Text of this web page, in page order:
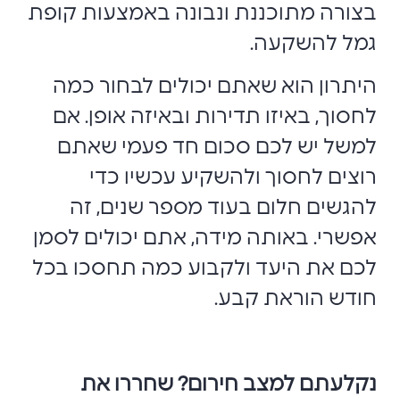
בצורה מתוכננת ונבונה באמצעות קופת
גמל להשקעה.
היתרון הוא שאתם יכולים לבחור כמה
לחסוך, באיזו תדירות ובאיזה אופן. אם
למשל יש לכם סכום חד פעמי שאתם
רוצים לחסוך ולהשקיע עכשיו כדי
להגשים חלום בעוד מספר שנים, זה
אפשרי. באותה מידה, אתם יכולים לסמן
לכם את היעד ולקבוע כמה תחסכו בכל
חודש הוראת קבע.
נקלעתם למצב חירום? שחררו את